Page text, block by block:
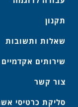
תקנון
שאלות ותשובות
שירותים אקדמיים
צור קשר
סליקת כרטיסי